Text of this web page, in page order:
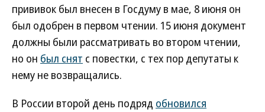
прививок был внесен в Госдуму в мае, 8 июня он
был одобрен в первом чтении. 15 июня документ
должны были рассматривать во втором чтении,
но он был снят с повестки, с тех пор депутаты к
нему не возвращались.
В России второй день подряд обновился